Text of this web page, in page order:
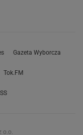
Gazeta Wyborcza
Tok.FM
o.o.